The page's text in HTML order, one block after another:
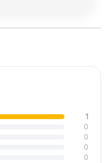
1
0
0
0
0